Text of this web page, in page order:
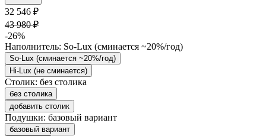
32 546 ₽
43 980 ₽
-26%
Наполнитель: So-Lux (cминается ~20%/год)
So-Lux (cминается ~20%/год)
Hi-Lux (не сминается)
Столик: без столика
без столика
добавить столик
Подушки: базовый вариант
базовый вариант